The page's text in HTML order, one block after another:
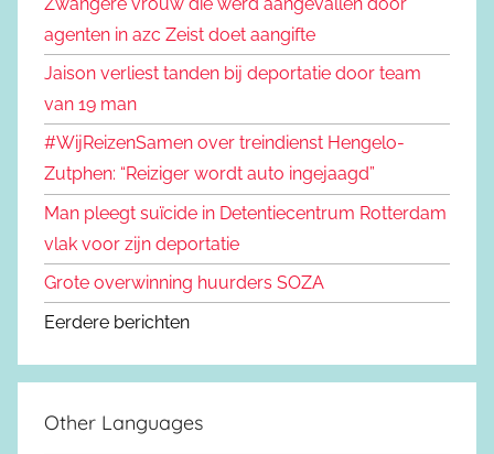
agenten in azc Zeist doet aangifte
Jaison verliest tanden bij deportatie door team
van 19 man
#WijReizenSamen over treindienst Hengelo-
Zutphen: “Reiziger wordt auto ingejaagd”
Man pleegt suïcide in Detentiecentrum Rotterdam
vlak voor zijn deportatie
Grote overwinning huurders SOZA
Eerdere berichten
Other Languages